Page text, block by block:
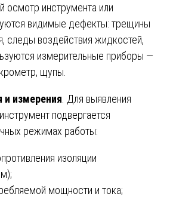
осмотр инструмента или
видимые дефекты: трещины
следы воздействия жидкостей,
измерительные приборы —
щупы.
и измерения . Для выявления
подвергается
режимах работы:
изоляции
мощности и тока;